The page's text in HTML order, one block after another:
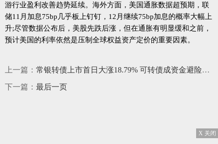
游行业盈利改善趋势延续。海外方面，美国通胀数据超预期，联
储11月加息75bp几乎板上钉钉，12月继续75bp加息的概率大幅上
升;尽管数据公布后，美股先跌后涨，但在通胀有明显缓和之前，
预计美国的利率依然是压制全球权益资产定价的重要因素。
上一篇： 常银转债上市首日大涨18.79% 可转债成资金避险洼地年内已超百只
下一篇： 最后一页
X 关闭